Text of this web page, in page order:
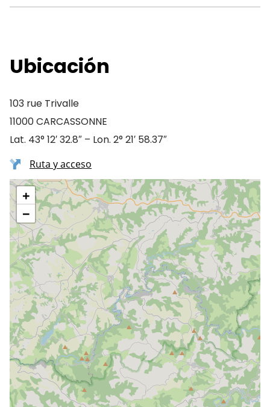
Ubicación
103 rue Trivalle
11000 CARCASSONNE
Lat. 43° 12′ 32.8″ – Lon. 2° 21′ 58.37″
Ruta y acceso
+
−